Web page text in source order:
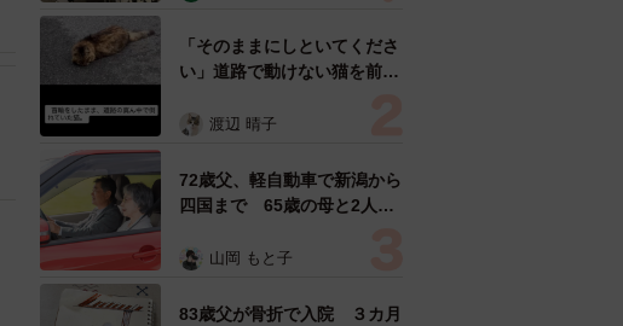
「そのままにしといてくださ
い」道路で動けない猫を前に
ようとした4日間 「命の重
表の訴え
渡辺 晴子
72歳父、軽自動車で新潟から
四国まで 65歳の母と2人で
憩まで分刻み… 「大学生で
山岡 もと子
83歳父が骨折で入院 ３カ月